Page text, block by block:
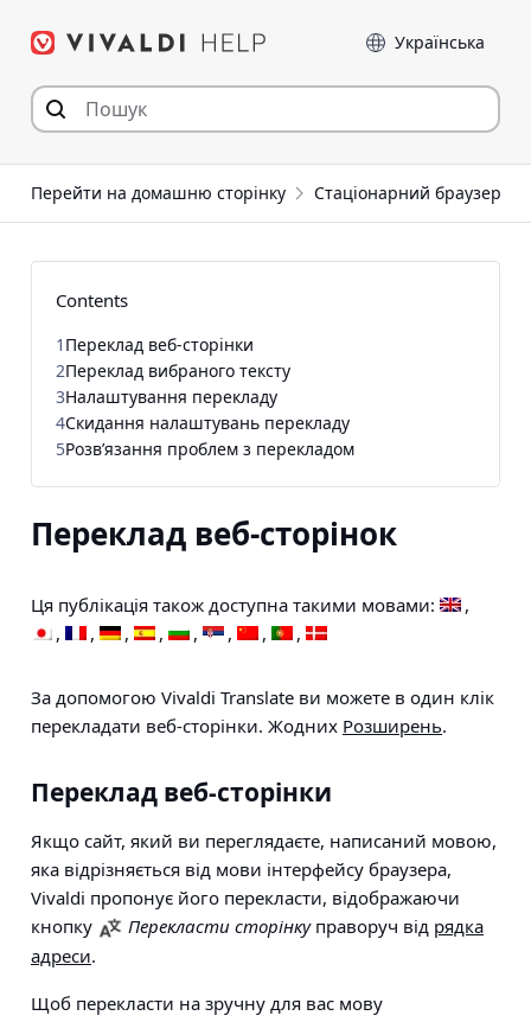
Мова
Перейти на домашню сторінку Стаціонарний браузер
Переклад веб-сторінок
Ця публікація також доступна такими мовами:
За допомогою Vivaldi Translate ви можете в один клік
перекладати веб-сторінки. Жодних Розширень.
Переклад веб-сторінки
Якщо сайт, який ви переглядаєте, написаний мовою,
яка відрізняється від мови інтерфейсу браузера,
Vivaldi пропонує його перекласти, відображаючи
кнопку
Перекласти сторінкуправоруч від рядка
адреси.
Щоб перекласти на зручну для вас мову
Contents
1 Переклад веб-сторінки
2Переклад вибраного тексту
3Налаштування перекладу
4Скидання налаштувань перекладу
5Розв’язання проблем з перекладом